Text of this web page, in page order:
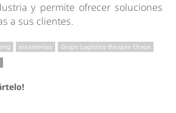
y permite ofrecer soluciones
a sus clientes.
estanterías
Grupo Logístico Barquín Otxoa